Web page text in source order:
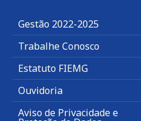
Gestão 2022-2025
Trabalhe Conosco
Estatuto FIEMG
Ouvidoria
Aviso de Privacidade e